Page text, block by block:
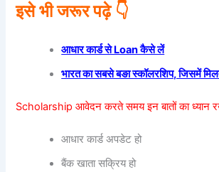
इसे भी जरूर पढ़े 👇
आधार कार्ड से Loan कैसे लें
भारत का सबसे बङा स्कॉलरशिप, जिसमें
Scholarship आवेदन करते समय इन बातों का ध्यान
आधार कार्ड अपडेट हो
बैंक खाता सक्रिय हो